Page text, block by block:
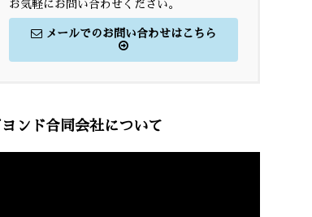
お気軽にお問い合わせください。
メールでのお問い合わせはこちら
ヨンド合同会社について